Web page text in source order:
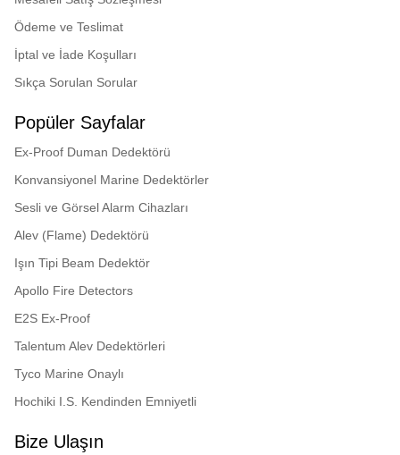
European Approvals LPCB
Ödeme ve Teslimat
İptal ve İade Koşulları
Sıkça Sorulan Sorular
Popüler Sayfalar
Ex-Proof Duman Dedektörü
Konvansiyonel Marine Dedektörler
Sesli ve Görsel Alarm Cihazları
Alev (Flame) Dedektörü
Işın Tipi Beam Dedektör
Apollo Fire Detectors
E2S Ex-Proof
Talentum Alev Dedektörleri
Tyco Marine Onaylı
Hochiki I.S. Kendinden Emniyetli
Bize Ulaşın